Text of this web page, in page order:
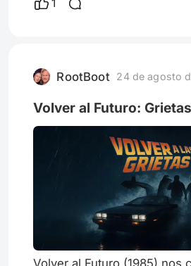
1
RootBoot 24 de agosto
Volver al Futuro: